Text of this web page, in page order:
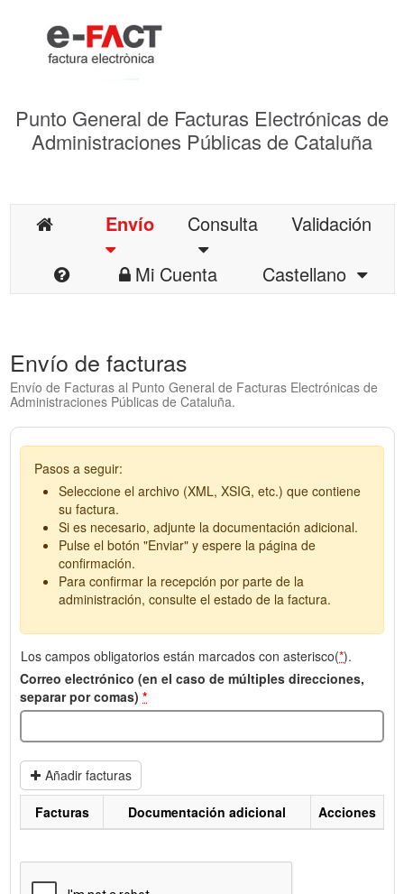
Punto General de Facturas Electrónicas de
Administraciones Públicas de Cataluña
Envío Consulta
Validación
Mi Cuenta
Castellano
Envío de facturas
Envío de Facturas al Punto General de Facturas Electrónicas de
Administraciones Públicas de Cataluña.
Pasos a seguir:
Seleccione el archivo (XML, XSIG, etc.) que contiene
su factura.
Si es necesario, adjunte la documentación adicional.
Pulse el botón "Enviar" y espere la página de
confirmación.
Para confirmar la recepción por parte de la
administración, consulte el estado de la factura.
Los campos obligatorios están marcados con asterisco(*).
Correo electrónico (en el caso de múltiples direcciones,
separar por comas) *
Añadir facturas
Facturas Documentación adicional Acciones